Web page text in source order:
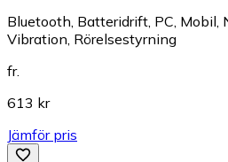
Bluetooth, Batteridrift, PC, Mobil,
Vibration, Rörelsestyrning
fr.
613 kr
Jämför pris